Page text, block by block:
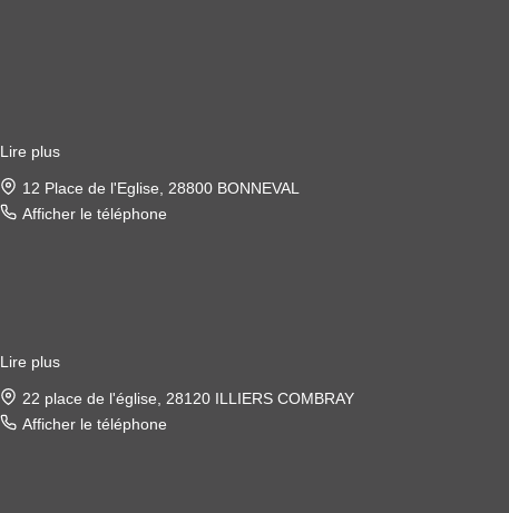
Lire plus
12 Place de l'Eglise, 28800 BONNEVAL
Afficher le téléphone
Lire plus
22 place de l'église, 28120 ILLIERS COMBRAY
Afficher le téléphone